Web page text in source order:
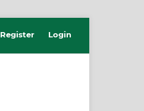
Register Login